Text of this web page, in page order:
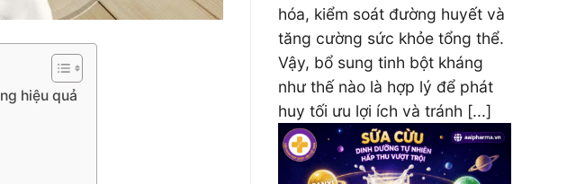
hiệu quả
hóa, kiểm soát đường huyết và
tăng cường sức khỏe tổng thể.
Vậy, bổ sung tinh bột kháng
như thế nào là hợp lý để phát
huy tối ưu lợi ích và tránh [...]